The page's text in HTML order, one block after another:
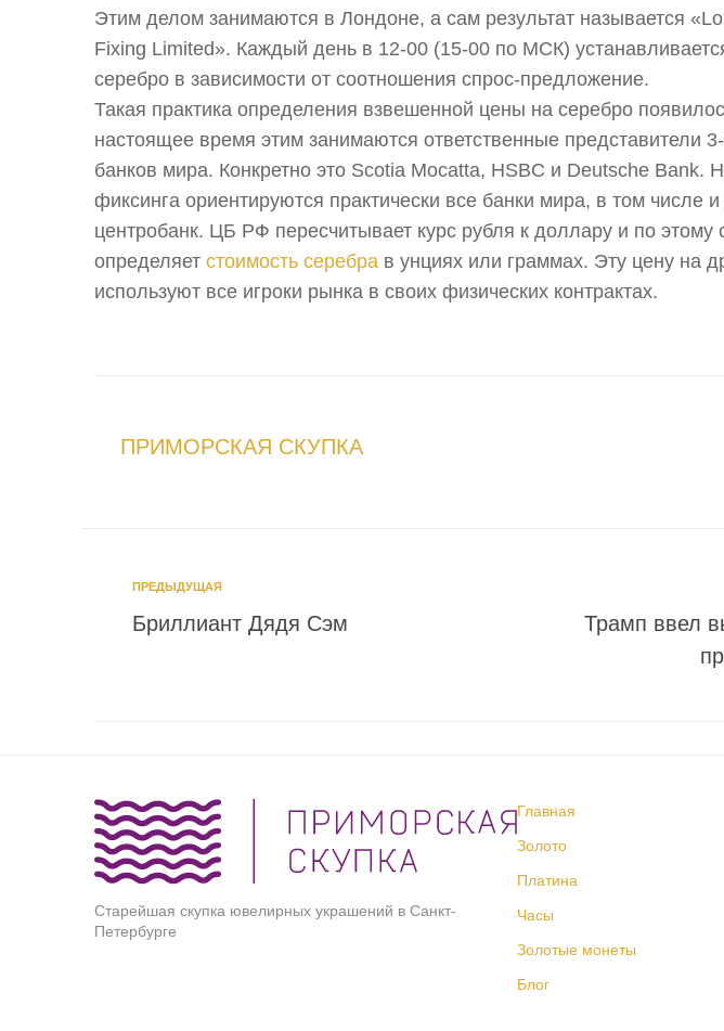
Этим делом занимаются в Лондоне, а сам результат называется
Fixing Limited». Каждый день в 12-00 (15-00 по МСК)
серебро в зависимости от соотношения спрос-предложение.
Такая практика определения взвешенной цены на серебро
настоящее время этим занимаются ответственные представители
банков мира. Конкретно это Scotia Mocatta, HSBC и Deutsche Bank.
фиксинга ориентируются практически все банки мира, в том числе и
центробанк. ЦБ РФ пересчитывает курс рубля к доллару и по
определяет стоимость серебра в унциях или граммах. Эту цену на
используют все игроки рынка в своих физических контрактах.
ПРИМОРСКАЯ СКУПКА
ПРЕДЫДУЩАЯ
Бриллиант Дядя Сэм
Трамп ввел
Старейшая скупка ювелирных украшений в Санкт-
Петербурге
Главная
Золото
Платина
Часы
Золотые монеты
Блог